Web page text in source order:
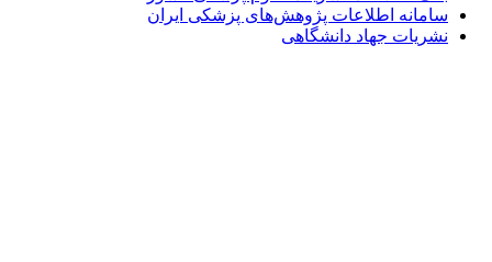
سامانه اطلاعات پژوهش‌های پزشکی ایران
نشریات جهاد دانشگاهی